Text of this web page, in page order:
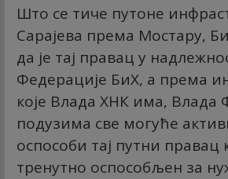
Што се тиче путоне
Сарајева према Мостару,
да је тај правац у
Федерације БиХ, а према
које Влада ХНК има, Влада
подузима све могуће
оспособи тај путни правац
тренутно оспособљен за